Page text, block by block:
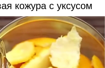
кожура с уксусом